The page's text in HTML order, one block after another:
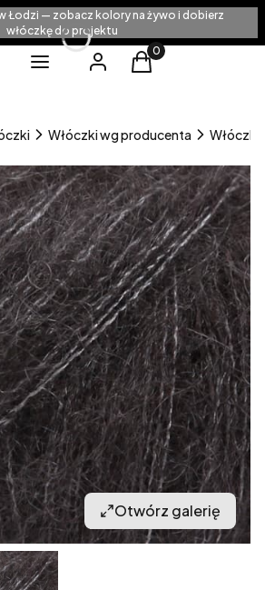
Łodzi — zobacz kolory na żywo i dobierz
włóczkę do projektu
Menu
Zaloguj sięProdukty w
Koszyk
Włóczki wg producenta Włóczki
Otwórz galerię